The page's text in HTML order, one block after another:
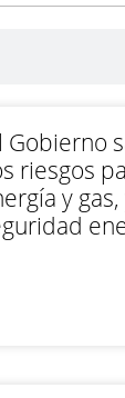
Gobierno
riesgos
y gas,